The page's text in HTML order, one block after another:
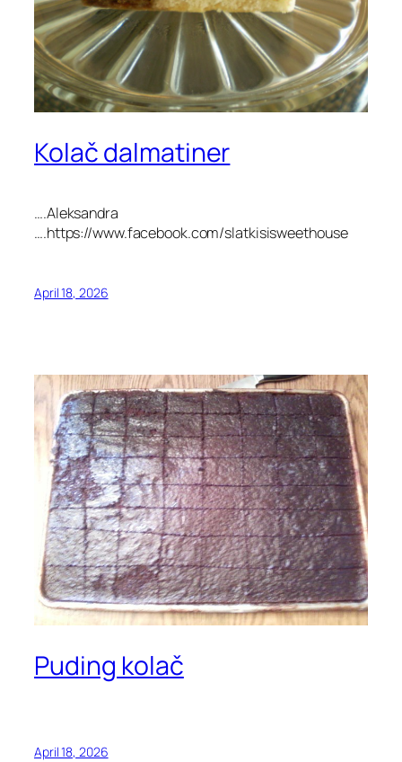
Kolač dalmatiner
….Aleksandra
….https://www.facebook.com/slatkisisweethouse
April 18, 2026
Puding kolač
April 18, 2026